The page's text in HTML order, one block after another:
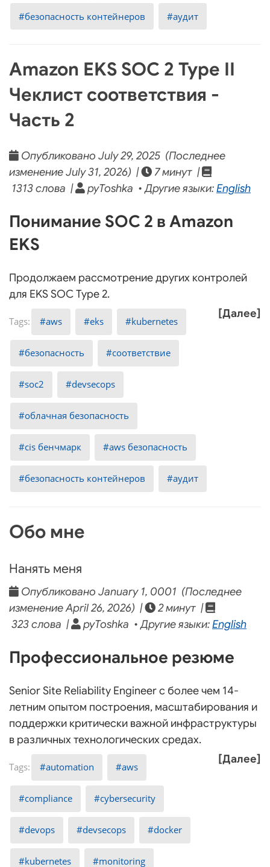
безопасность контейнеров аудит
Amazon EKS SOC 2 Type II
Чеклист соответствия -
Часть 2
Опубликовано July 29, 2025 (Последнее
изменение July 31, 2026) |
7 минут |
1313 слова |
pyToshka • Другие языки:English
Понимание SOC 2 в Amazon
EKS
Продолжаем рассмотрение других контролей
для EKS SOC Type 2.
[Далее]
aws eks kubernetes
безопасность соответствие
soc2 devsecops
облачная безопасность
cis бенчмарк aws безопасность
безопасность контейнеров аудит
Обо мне
Нанять меня
Опубликовано January 1, 0001 (Последнее
изменение April 26, 2026) |
2 минут |
323 слова |
pyToshka • Другие языки:English
Профессиональное резюме
Senior Site Reliability Engineer с более чем 14-
летним опытом построения, масштабирования и
поддержки критически важной инфраструктуры
в различных технологических средах.
[Далее]
automation aws
compliance cybersecurity
devops devsecops docker
kubernetes monitoring